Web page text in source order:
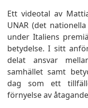
Ett videotal av
UNAR (det
under Italiens
betydelse. I sitt
delat ansvar
samhället samt
dag som ett
förnyelse av